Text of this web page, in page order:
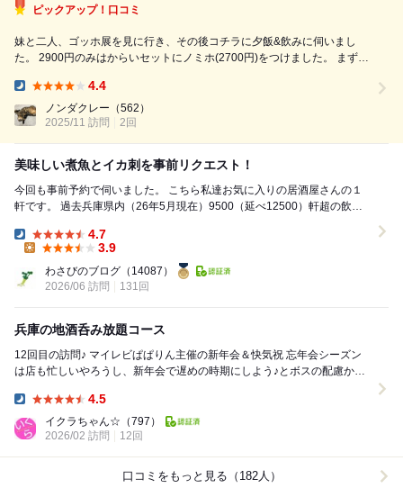
ピックアップ！口コミ
妹と二人、ゴッホ展を見に行き、その後コチラに夕飯&飲みに伺いまし
た。 2900円のみはからいセットにノミホ(2700円)をつけました。 まずは
八寸が出てきた時にはビールはもうないのでここから日本酒に突入です。
こちらは2...
4.4
ノンダクレー （562）
2025/11 訪問
2回
美味しい煮魚とイカ刺を事前リクエスト！
今回も事前予約で伺いました。 こちら私達お気に入りの居酒屋さんの１
軒です。 過去兵庫県内（26年5月現在）9500（延べ12500）軒超の飲食
Dinner:
4.7
3.9
わさびのブログ （14087）
2026/06 訪問
131回
兵庫の地酒呑み放題コース
12回目の訪問♪ マイレビぱぱりん主催の新年会＆快気祝 忘年会シーズン
は店も忙しいやろうし、新年会で遅めの時期にしよう♪とボスの配慮から
4.5
イクラちゃん☆ （797）
2026/02 訪問
12回
口コミをもっと見る（182人）